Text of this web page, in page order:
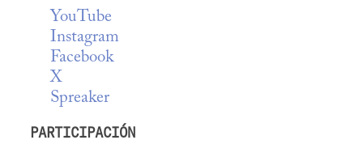
YouTube
Instagram
Facebook
X
Spreaker
PARTICIPACIÓN